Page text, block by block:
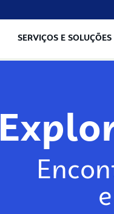
SERVIÇOS E SOLUÇÕES